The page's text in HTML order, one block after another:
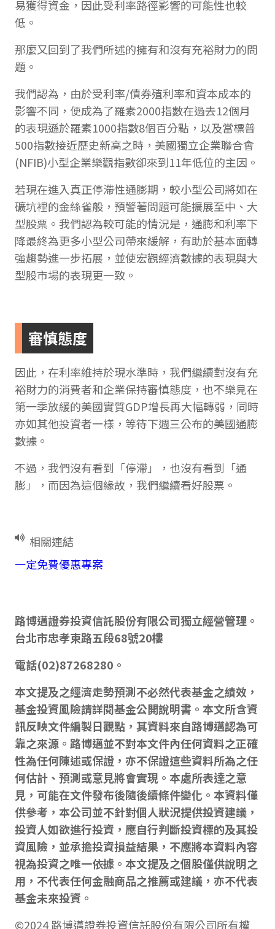
易獲得資金，因此受利率路徑影響的可能性也較
低。
那麼又回到了我們所述的擁有和沒有充裕財力的問
題。
我們認為，由於受利率/債券殖利率和資本成本的
影響不同，便成為了羅素2000指數在過去12個月
的表現遜於羅素1000指數8個百分點，以及當標普
500指數接近歷史新高之時，美國獨立企業聯合會
(NFIB)小型企業樂觀指數卻來到11年低位的主因。
若現在進入真正停滯性通膨期，較小型公司將如在
礦坑裡的金絲雀般，預警著問題可能擴展至中、大
型股票。我們認為較可能的情況是，通膨和利率下
降最終為更多小型公司帶來緩解，有助於基本面轉
強趨勢進一步拓展，並使宏觀經濟數據的表現與大
型股市場的表現更一致。
審慎態度
因此，在利率維持於現水準時，我們繼續對沒有充
裕財力的消費者和企業保持審慎態度，也不樂見在
第一季放緩的美國實質GDP增長再大幅轉弱，同時
亦如其他投資者一樣，等待下週三公布的美國通膨
數據。
不過，我們沒有看到「停滯」，也沒有看到「通
膨」，而因為這個緣故，我們繼續看好股票。
相關連結
一定免費優惠專案
路博邁證券投資信託股份有限公司獨立經營管理。
台北市忠孝東路五段68號20樓
電話(02)87268280 。
本文提及之經濟走勢預測不必然代表基金之績效，
基金投資風險請詳閱基金公開說明書。本文所含資
訊反映文件編製日觀點，其資料來自路博邁認為可
靠之來源。路博邁並不對本文件內任何資料之正確
性為任何陳述或保證，亦不保證這些資料所為之任
何估計、預測或意見將會實現。本處所表達之意
見，可能在文件發布後隨後續條件變化。本資料僅
供參考，本公司並不針對個人狀況提供投資建議，
投資人如欲進行投資，應自行判斷投資標的及其投
資風險，並承擔投資損益結果，不應將本資料內容
視為投資之唯一依據。本文提及之個股僅供說明之
用，不代表任何金融商品之推薦或建議，亦不代表
基金未來投資。
©2024 路博邁證券投資信託股份有限公司所有權